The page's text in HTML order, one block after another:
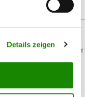
Details zeigen
Haut führen.
EUH208-6:
hervorrufen.H226: Flüssigkeit und
verursachen.H319: Verursacht
verursachen.